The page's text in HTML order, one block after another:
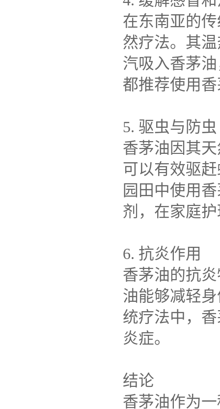
在东南亚的
然疗法。其
汽吸入香茅
都推荐使用
5. 驱虫与防虫
香茅油因其
可以有效驱
园田中使用
剂，在家庭
6. 抗炎作用
香茅油的抗
油能够减轻
统疗法中，
炎症。
结论
香茅油作为